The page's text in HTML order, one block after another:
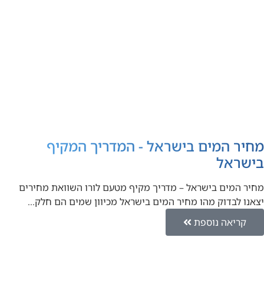
מחיר המים בישראל - המדריך המקיף
בישראל
מחיר המים בישראל – מדריך מקיף מטעם לורו השוואת מחירים
יצאנו לבדוק מהו מחיר המים בישראל מכיוון שמים הם חלק…
קריאה נוספת